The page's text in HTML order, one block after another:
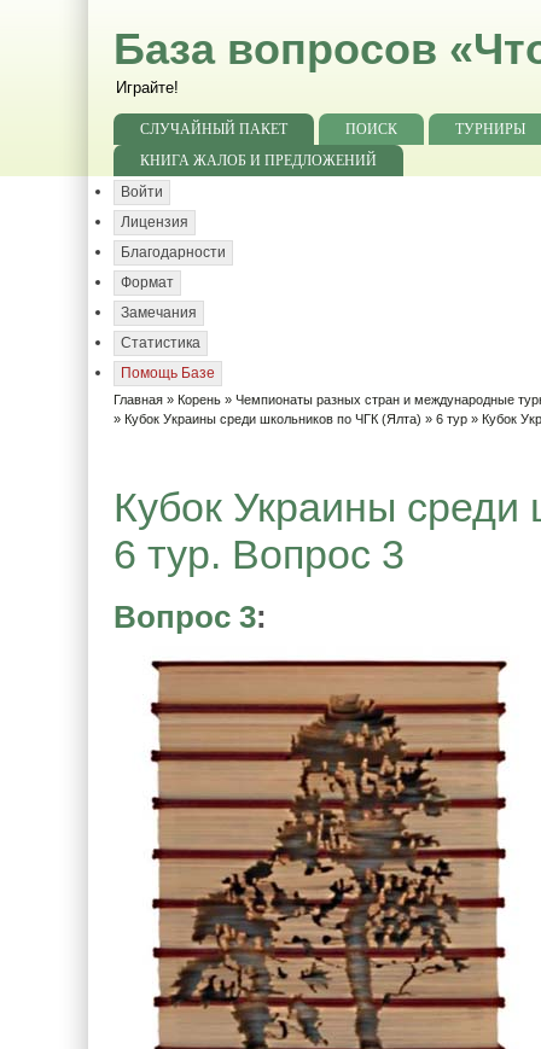
База вопросов
Играйте!
СЛУЧАЙНЫЙ ПАКЕТ ПОИСК
ТУРНИРЫ
КНИГА ЖАЛОБ И ПРЕДЛОЖЕНИЙ
Войти
Лицензия
Благодарности
Формат
Замечания
Статистика
Помощь Базе
Главная » Корень » Чемпионаты разных стран и международные
» Кубок Украины среди школьников по ЧГК (Ялта) » 6 тур » Кубок
Кубок Украины
6 тур. Вопрос 3
Вопрос 3: